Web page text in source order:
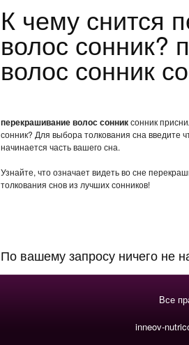
К чему снится перекрашивание
волос сонник?
волос сонник
перекрашивание волос сонниксонник
сонник? Для выбора толкования сна введите
начинается часть вашего сна.
Узнайте, что означает видеть во сне
толкования снов из лучших сонников!
По вашему запросу ничего не
Все
inneov-